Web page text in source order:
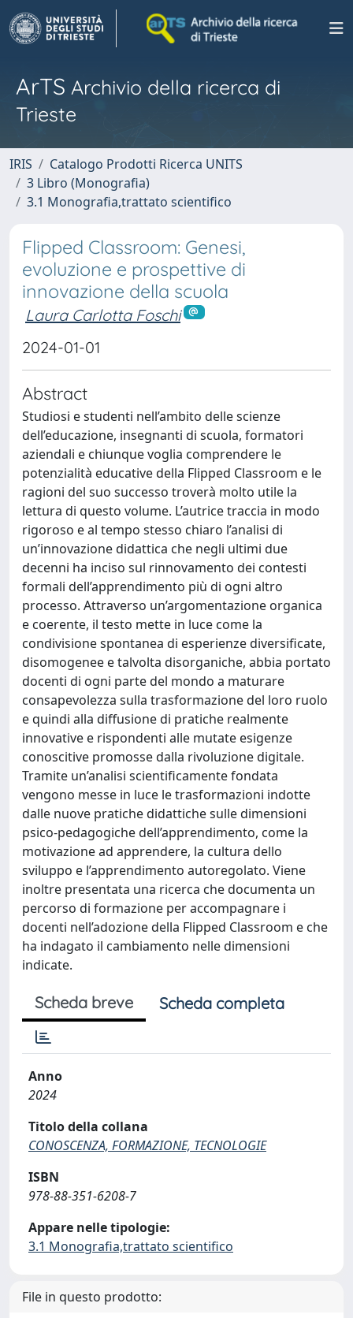
ArTS Archivio della ricerca di
Trieste
IRIS
Catalogo Prodotti Ricerca UNITS
3 Libro (Monografia)
3.1 Monografia,trattato scientifico
Flipped Classroom: Genesi,
evoluzione e prospettive di
innovazione della scuola
Laura Carlotta Foschi
2024-01-01
Abstract
Studiosi e studenti nell’ambito delle scienze
dell’educazione, insegnanti di scuola, formatori
aziendali e chiunque voglia comprendere le
potenzialità educative della Flipped Classroom e le
ragioni del suo successo troverà molto utile la
lettura di questo volume. L’autrice traccia in modo
rigoroso e al tempo stesso chiaro l’analisi di
un’innovazione didattica che negli ultimi due
decenni ha inciso sul rinnovamento dei contesti
formali dell’apprendimento più di ogni altro
processo. Attraverso un’argomentazione organica
e coerente, il testo mette in luce come la
condivisione spontanea di esperienze diversificate,
disomogenee e talvolta disorganiche, abbia portato
docenti di ogni parte del mondo a maturare
consapevolezza sulla trasformazione del loro ruolo
e quindi alla diffusione di pratiche realmente
innovative e rispondenti alle mutate esigenze
conoscitive promosse dalla rivoluzione digitale.
Tramite un’analisi scientificamente fondata
vengono messe in luce le trasformazioni indotte
dalle nuove pratiche didattiche sulle dimensioni
psico-pedagogiche dell’apprendimento, come la
motivazione ad apprendere, la cultura dello
sviluppo e l’apprendimento autoregolato. Viene
inoltre presentata una ricerca che documenta un
percorso di formazione per accompagnare i
docenti nell’adozione della Flipped Classroom e che
ha indagato il cambiamento nelle dimensioni
indicate.
Scheda breve Scheda completa
Anno
2024
Titolo della collana
CONOSCENZA, FORMAZIONE, TECNOLOGIE
ISBN
978-88-351-6208-7
Appare nelle tipologie:
3.1 Monografia,trattato scientifico
File in questo prodotto: